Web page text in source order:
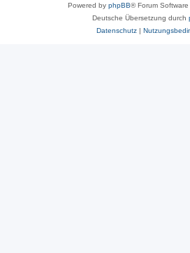
Powered by phpBB® Forum
Deutsche Übersetzung durch
Datenschutz|